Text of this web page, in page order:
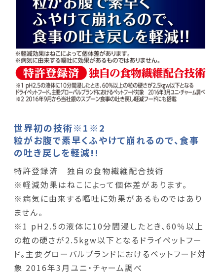
世界初の技術※1※2
粒がお腹で素早くふやけて崩れるので、食事
の吐き戻しを軽減!!
特許登録済 独自の食物繊維配合技術
※軽減効果はねこによって個体差があります。
※病気に由来する嘔吐に効果があるものではあり
ません。
※1 pH2.5の液体に10分間浸したとき、60％以上
の粒の硬さが2.5kgw以下となるドライペットフー
ド。主要グローバルブランドにおけるペットフード対
象 2016年3月ユニ・チャーム調べ